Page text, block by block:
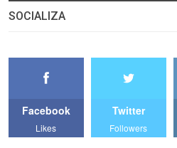
SOCIALIZA
Facebook
Likes
Twitter
Followers